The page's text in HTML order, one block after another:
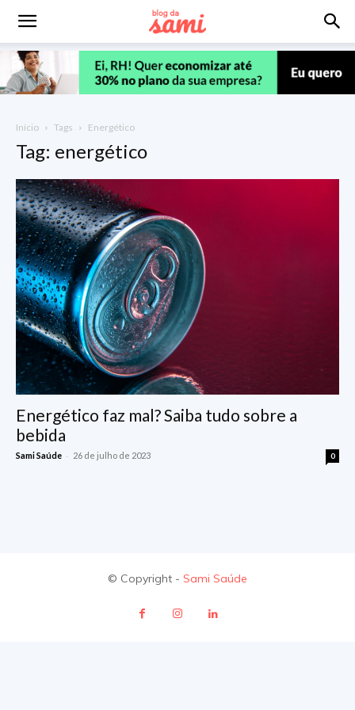
Início Tags Energético
Tag: energético
Energético faz mal? Saiba tudo sobre a
bebida
Sami Saúde - 26 de julho de 2023 0
© Copyright - Sami Saúde